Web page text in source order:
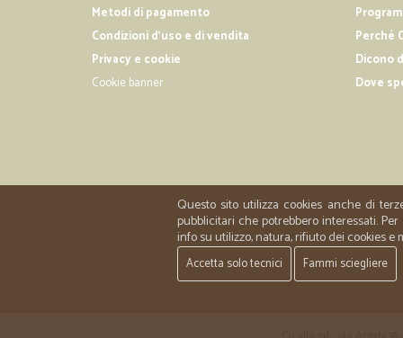
Metodi di pagamento
Condizioni d'uso e di vendita
Privacy e cookie
Cookie banner
Perché
Dicono
Dove
Questo sito utilizza cookies anche di
pubblicitari che potrebbero interessati.
info su utilizzo, natura, rifiuto dei cookies
Accetta solo tecnici Fammi sciegliere